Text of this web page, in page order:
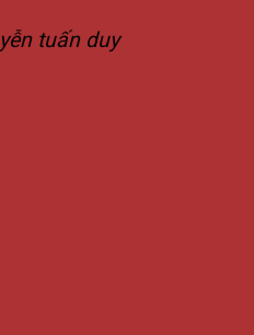
tuấn duy